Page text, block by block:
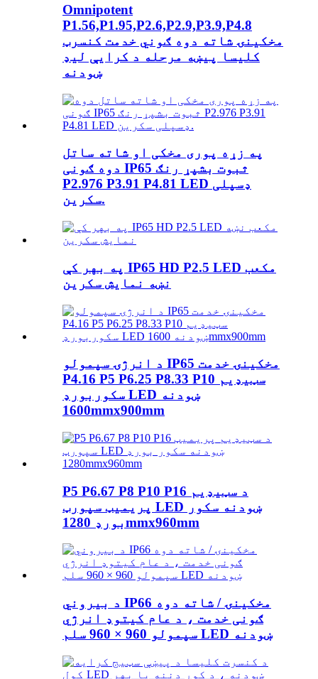
Omnipotent
P1.56,P1.95,P2.6,P2.9,P3.9,P4.8
مخکینۍ شاته دوه ګوني خدمت کنسرټ
کلیسا پیښه مرحله د کرایې لیډ
ښودنه
په زړه پوری مخکی او شاته ساتل
دوه ګونی IP65 ثبوت بشپړ رنګ
P2.976 P3.91 P4.81 LED ډسپلی
سکرین.
په بهر کې IP65 HD P2.5 LED مکعب
نښه نمایش سکرین
د انرژۍ سپمولو IP65 مخکینۍ خدمت
P4.16 P5 P6.25 P8.33 P10 سټیډیم
سکوربورډ LED ښودنه
1600mmx900mm
P5 P6.67 P8 P10 P16 د سټیډیم
پریمیټ سپورټ LED ښودنه سکور
بورډ 1280mmx960mm
د بیروني IP66 مخکینۍ / شاته دوه
ګونی خدمت ، د عام کیتوډ انرژي
سپمولو 960 × 960 سلم LED ښودنه